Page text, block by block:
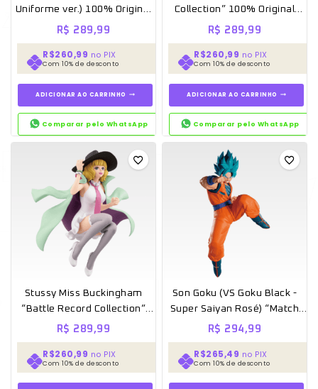
Uniforme ver.) 100% Original
Lacrado – Banpresto
R$ 289,99
R$260,99 no PIX
Com 10% de desconto
ADICIONAR AO CARRINHO
Comparar pelo WhatsApp
Collection” 100% Original
Lacrado – Banpresto
R$ 289,99
R$260,99 no PIX
Com 10% de desconto
ADICIONAR AO CARRINHO
Comparar pelo WhatsApp
Stussy Miss Buckingham
“Battle Record Collection”
100% Original Lacrado –
R$ 289,99
R$260,99 no PIX
Com 10% de desconto
Son Goku (VS Goku Black -
Super Saiyan Rosé) “Match
Makers” 100% Original
R$ 294,99
R$265,49 no PIX
Com 10% de desconto